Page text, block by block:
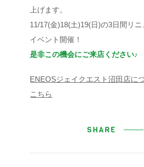
上げます。
11/17(金)18(土)19(日)の3日間リ
イベント開催！
是非この機会にご来店ください♪
ENEOSジェイクエスト沼田店に
こちら
SHARE